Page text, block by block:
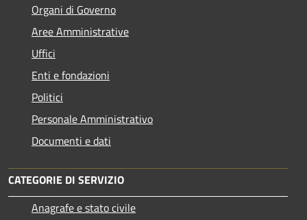
Organi di Governo
Aree Amministrative
Uffici
Enti e fondazioni
Politici
Personale Amministrativo
Documenti e dati
CATEGORIE DI SERVIZIO
Anagrafe e stato civile